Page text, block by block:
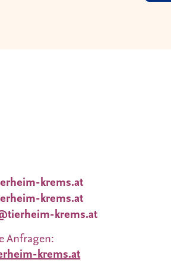
krems.at
krems.at
krems.at
Anfragen:
krems.at